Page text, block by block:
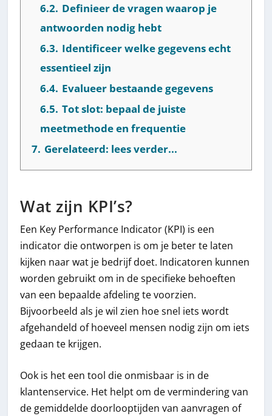
6.2. Definieer de vragen waarop je
antwoorden nodig hebt
6.3. Identificeer welke gegevens echt
essentieel zijn
6.4. Evalueer bestaande gegevens
6.5. Tot slot: bepaal de juiste
meetmethode en frequentie
7. Gerelateerd: lees verder...
Wat zijn KPI’s?
Een Key Performance Indicator (KPI) is een
indicator die ontworpen is om je beter te laten
kijken naar wat je bedrijf doet. Indicatoren kunnen
worden gebruikt om in de specifieke behoeften
van een bepaalde afdeling te voorzien.
Bijvoorbeeld als je wil zien hoe snel iets wordt
afgehandeld of hoeveel mensen nodig zijn om iets
gedaan te krijgen.
Ook is het een tool die onmisbaar is in de
klantenservice. Het helpt om de vermindering van
de gemiddelde doorlooptijden van aanvragen of